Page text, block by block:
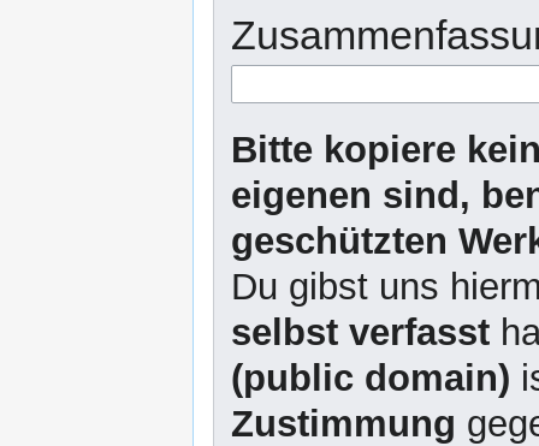
Bitte kopiere
eigenen sind,
geschützten
Du gibst uns
selbst verfasst
(public domain)
Zustimmung